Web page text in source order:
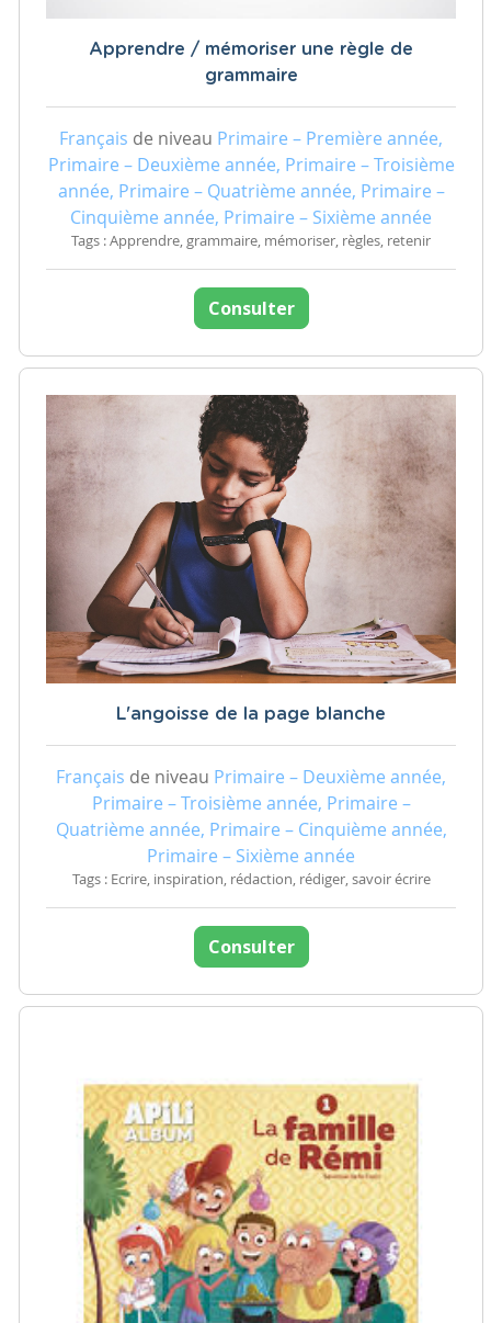
Apprendre / mémoriser une règle de
grammaire
Français de niveau Primaire – Première année,
Primaire – Deuxième année, Primaire – Troisième
année, Primaire – Quatrième année, Primaire –
Cinquième année, Primaire – Sixième année
Tags : Apprendre, grammaire, mémoriser, règles, retenir
Consulter
L'angoisse de la page blanche
Français de niveau Primaire – Deuxième année,
Primaire – Troisième année, Primaire –
Quatrième année, Primaire – Cinquième année,
Primaire – Sixième année
Tags : Ecrire, inspiration, rédaction, rédiger, savoir écrire
Consulter